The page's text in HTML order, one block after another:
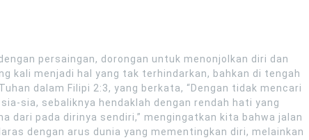
persaingan, dorongan untuk menonjolkan diri dan
kali menjadi hal yang tak terhindarkan, bahkan di tengah
dalam Filipi 2:3, yang berkata, “Dengan tidak mencari
sia, sebaliknya hendaklah dengan rendah hati yang
dari pada dirinya sendiri,” mengingatkan kita bahwa jalan
dengan arus dunia yang mementingkan diri, melainkan